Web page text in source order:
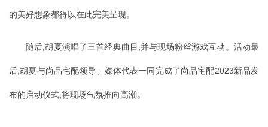
的美好想象都得以在此完美呈现。
随后,胡夏演唱了三首经典曲目,并与现场粉丝游戏互动。活动最
后,胡夏与尚品宅配领导、媒体代表一同完成了尚品宅配2023新品发
布的启动仪式,将现场气氛推向高潮。